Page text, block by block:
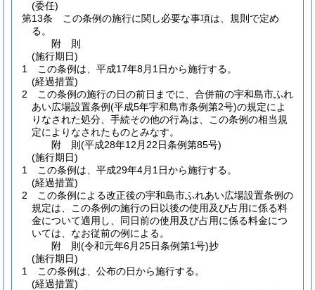
(委任)
第13条
この条例の施行に関し必要な事項は、規則で定め
る。
附 則
(施行期日)
1
この条例は、平成17年8月1日から施行する。
(経過措置)
2
この条例の施行の日の前日までに、合併前の宇和島市ふれ
あい広場設置条例(平成5年宇和島市条例第2号)の規定によ
りなされた処分、手続その他の行為は、この条例の相当規
定によりなされたものとみなす。
附 則(平成28年12月22日条例第85号)
(施行期日)
1
この条例は、平成29年4月1日から施行する。
(経過措置)
2
この条例による改正後の宇和島市ふれあい広場設置条例の
規定は、この条例の施行の日以後の使用及び占用に係る料
金について適用し、同日前の使用及び占用に係る料金につ
いては、なお従前の例による。
附 則(令和元年6月25日条例第1号)抄
(施行期日)
1
この条例は、公布の日から施行する。
(経過措置)